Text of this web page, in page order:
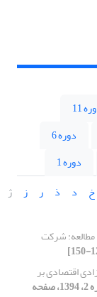
11
دوره 6
دوره 1
خ د ذ ر ز ژ
مطالعه: شرکت
اقتصادی بر
[دوره 3، شماره 2، 1394، صفحه